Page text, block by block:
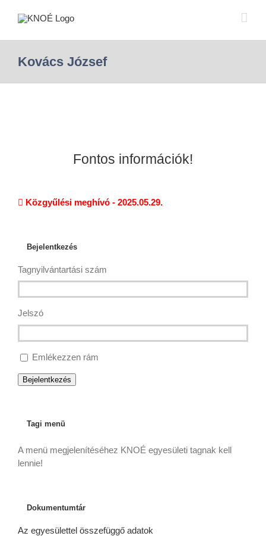
Kovács József
Fontos információk!
Közgyűlési meghívó - 2025.05.29.
Bejelentkezés
Tagnyilvántartási szám
Jelszó
Emlékezzen rám
Bejelentkezés
Tagi menü
A menü megjelenítéséhez KNOÉ egyesületi tagnak kell
lennie!
Dokumentumtár
Az egyesülettel összefüggő adatok